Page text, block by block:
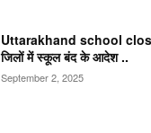
Uttarakhand school
जिलों में स्कूल बंद के आदेश ..
September 2, 2025